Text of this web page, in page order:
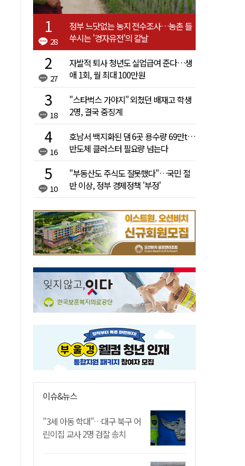
28
정부 느닷없는 농지 전수조사…농촌 들
쑤시는 '경자유전'의 칼날
27
자발적 퇴사 청년도 실업급여 준다…생
애 1회, 월 최대 100만원
18
"스타벅스 가야지" 외쳤던 배재고 학생
2명, 결국 중징계
16
호남서 백지화된 댐 6곳 용수량 69만t…
반도체 클러스터 필요량 넘는다
10
"부동산도 주식도 잘못했다"…국민 절
반 이상, 정부 경제정책 '부정'
이슈&뉴스
"3세 아동 학대"…대구 북구 어
린이집 교사 2명 검찰 송치